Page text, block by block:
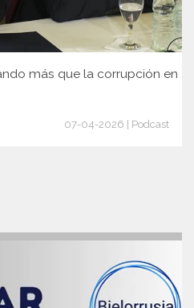
más que la corrupción en
07-04-2026 | Podcast